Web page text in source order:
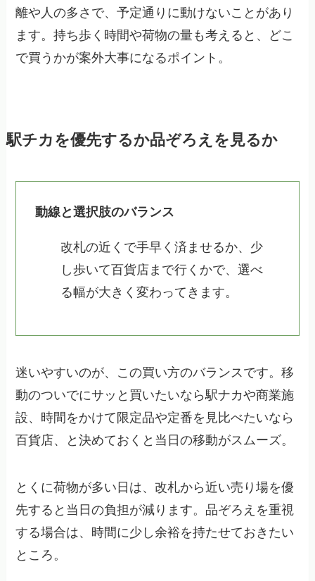
離や人の多さで、予定通りに動けないことがあり
ます。持ち歩く時間や荷物の量も考えると、どこ
で買うかが案外大事になるポイント。
駅チカを優先するか品ぞろえを見るか
動線と選択肢のバランス
改札の近くで手早く済ませるか、少
し歩いて百貨店まで行くかで、選べ
る幅が大きく変わってきます。
迷いやすいのが、この買い方のバランスです。移
動のついでにサッと買いたいなら駅ナカや商業施
設、時間をかけて限定品や定番を見比べたいなら
百貨店、と決めておくと当日の移動がスムーズ。
とくに荷物が多い日は、改札から近い売り場を優
先すると当日の負担が減ります。品ぞろえを重視
する場合は、時間に少し余裕を持たせておきたい
ところ。